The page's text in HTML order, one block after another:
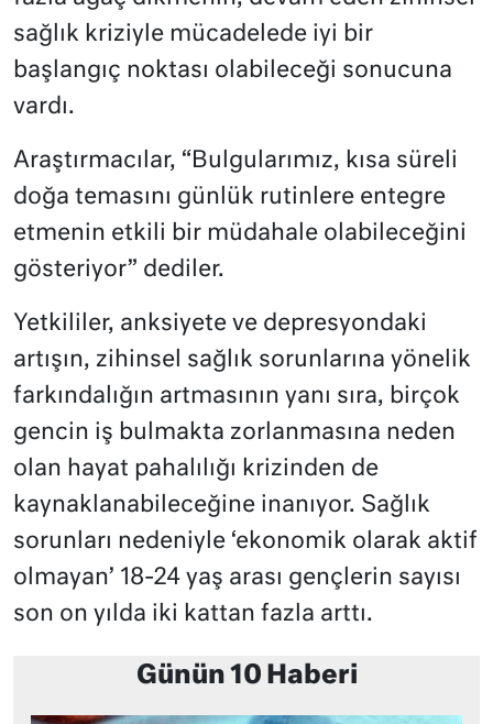
sağlık kriziyle mücadelede iyi bir
başlangıç noktası olabileceği sonucuna
vardı.
Araştırmacılar, “Bulgularımız, kısa süreli
doğa temasını günlük rutinlere entegre
etmenin etkili bir müdahale olabileceğini
gösteriyor” dediler.
Yetkililer, anksiyete ve depresyondaki
artışın, zihinsel sağlık sorunlarına yönelik
farkındalığın artmasının yanı sıra, birçok
gencin iş bulmakta zorlanmasına neden
olan hayat pahalılığı krizinden de
kaynaklanabileceğine inanıyor. Sağlık
sorunları nedeniyle ‘ekonomik olarak aktif
olmayan’ 18-24 yaş arası gençlerin sayısı
son on yılda iki kattan fazla arttı.
Günün 10 Haberi